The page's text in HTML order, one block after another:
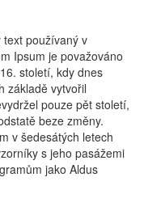
používaný v
Ipsum je považováno
století, kdy dnes
základě vytvořil
pouze pět století,
beze změny.
v šedesátých letech
s jeho pasážemi
jako Aldus